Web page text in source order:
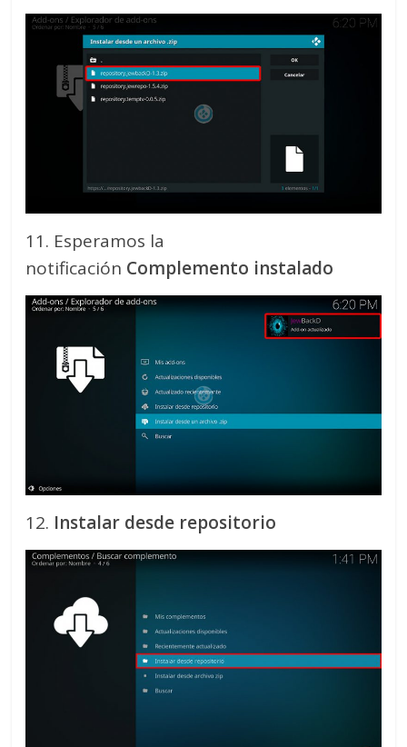
11. Esperamos la
notificación Complemento instalado
12. Instalar desde repositorio